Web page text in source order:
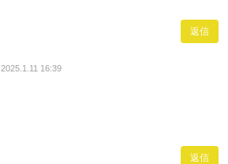
返信
2025.1.11 16:39
返信